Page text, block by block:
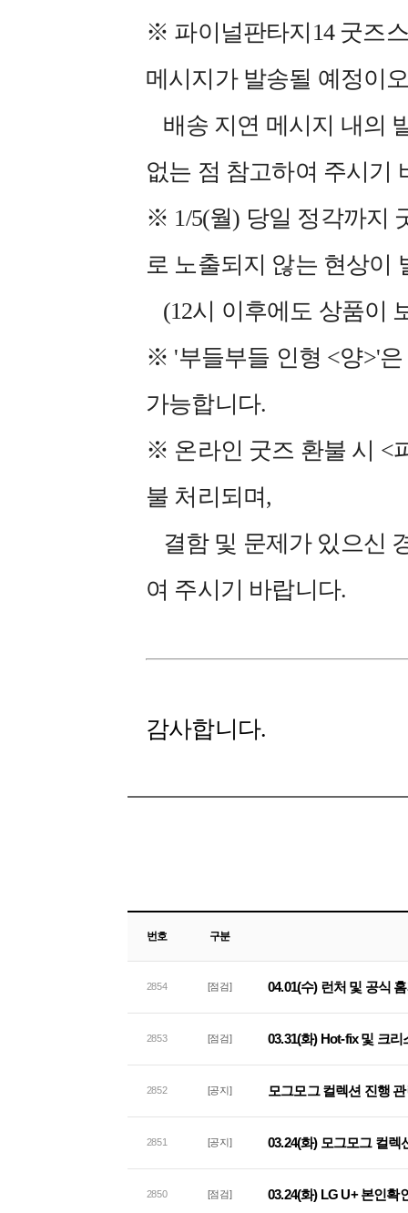
※ 파이널판타지14 굿즈
메시지가 발송될 예정이
배송 지연 메시지 내의
없는 점 참고하여 주시기
※ 1/5(월) 당일 정각까지
로 노출되지 않는 현상이
(12시 이후에도 상품이
※ '부들부들 인형 <양>'
가능합니다.
※ 온라인 굿즈 환불 시 <
불 처리되며,
결함 및 문제가 있으신
여 주시기 바랍니다.
감사합니다.
번호 구분
2854 [점검] 04.01(수) 런처 및 공식
2853 [점검] 03.31(화) Hot-fix 및 크
2852 [공지] 모그모그 컬렉션 진행
2851 [공지] 03.24(화) 모그모그 컬렉
2850 [점검] 03.24(화) LG U+ 본인확